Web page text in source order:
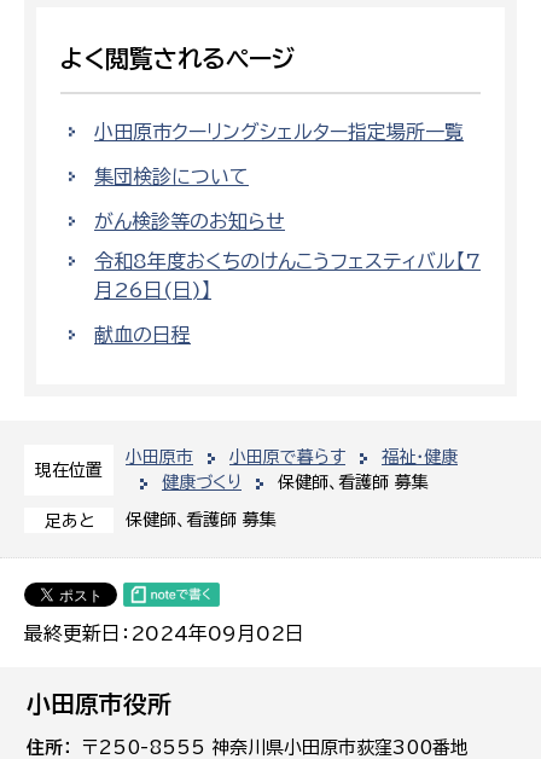
現在位置
小田原市 小田原で暮らす
福祉・健康
健康づくり
保健師、看護師 募集
足あと 保健師、看護師 募集
最終更新日：2024年09月02日
よく閲覧されるページ
小田原市クーリングシェルター指定場所一覧
集団検診について
がん検診等のお知らせ
令和8年度おくちのけんこうフェスティバル【7
月26日(日)】
献血の日程
小田原市役所
住所
〒250-8555 神奈川県小田原市荻窪300番地